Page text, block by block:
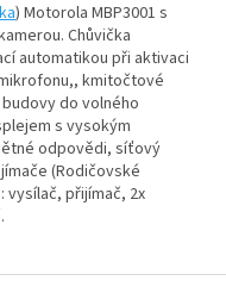
) Motorola MBP3001 s
Chůvička
automatikou při aktivaci
kmitočtové
do volného
s vysokým
odpovědi, síťový
(Rodičovské
vysílač, přijímač, 2x